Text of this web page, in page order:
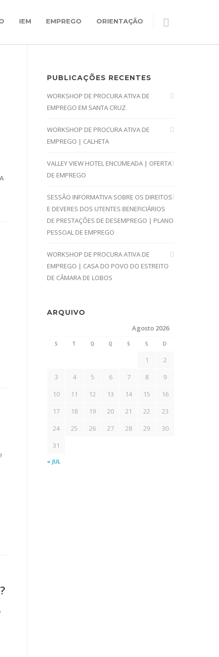
IEM EMPREGO ORIENTAÇÃO
PUBLICAÇÕES RECENTES
WORKSHOP DE PROCURA ATIVA DE
EMPREGO EM SANTA CRUZ
WORKSHOP DE PROCURA ATIVA DE
EMPREGO | CALHETA
VALLEY VIEW HOTEL ENCUMEADA | OFERTA
DE EMPREGO
SESSÃO INFORMATIVA SOBRE OS DIREITOS
E DEVERES DOS UTENTES BENEFICIÁRIOS
DE PRESTAÇÕES DE DESEMPREGO | PLANO
PESSOAL DE EMPREGO
WORKSHOP DE PROCURA ATIVA DE
EMPREGO | CASA DO POVO DO ESTREITO
DE CÂMARA DE LOBOS
ARQUIVO
Agosto 2026
S T Q Q S S D
« JUL
1
2
3
4 5 6 7 8
9
10
11 12 13 14 15
16
17
18 19 20 21 22
23
24
25 26 27 28 29
30
31